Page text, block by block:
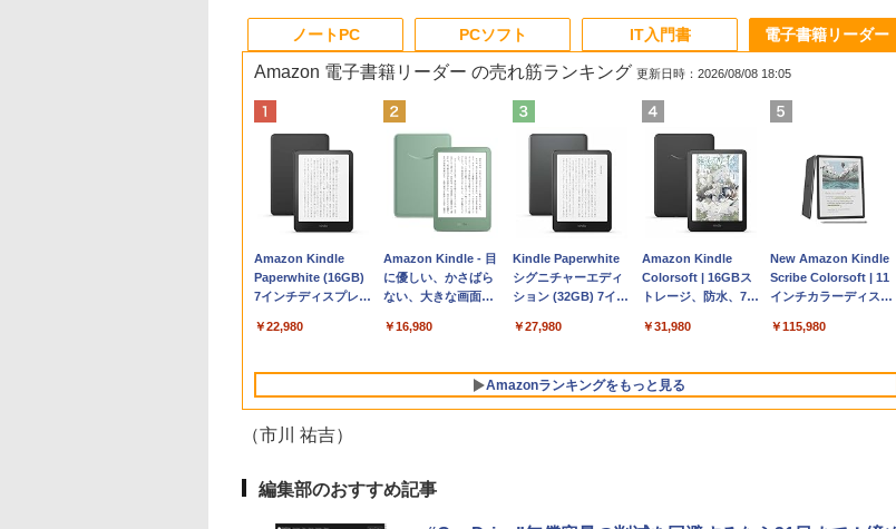
ノートPC
Apple 2026
MacBook Neo A18
Proチップ搭載13イ
AIとApple
設計、Liquid Retina
ユニファイドメモ
リ、512GB SSDスト
レージ、1080p
ラ、Touch ID - シル
￥131,111
tomtoc 360°保護
15.6 16インチ パソコ
ンケース Dell NEC
dynabook Lenovo
￥2,952
Apple 2026
MacBook Air M5チ
ップ搭載13インチノ
Apple Intelligence、
Retinaディスプレ
イ、16GBユニファイ
ドメモリ、1TB SSD
￥278,800
【Amazon.co.jp限
定】 HP ノートパソ
コン 15-fd 15.6イン
512GB SSD インテ
￥129,800
FMV ノートパソコン
WE1-K3 (MS 365
Personal/Copilotキー
型/Core i5/16GB/SSD
FMVWK3E15W_AZ
￥139,880
PCソフト
Robloxギフトカード
- 800 Robux 【限定
バーチャルアイテム
ンゲームコード】 ロ
インコード版
￥1,300
Robloxギフトカード
- 1000 Robux 【限定
バーチャルアイテム
ンゲームコード】 ロ
ンコード版
￥1,600
Microsoft Office
Home & Business
2024(最新 永続版)|オ
版|Windows11、
￥39,582
Robloxギフトカード
- 2,000 Robux 【限
定バーチャルアイテ
インゲームコード】
ラインコード版
￥3,200
Windows版 |
Minecraft (マインクラ
フト): Java & Bedrock
ード版
￥3,600
IT入門書
生成AIパスポート公
式テキスト 第４版
￥1,766
AIイラスト表現辞典:
思い通りの絵を引き
出す プロンプトの言
ズ (はぴーイラスト
￥480
ClaudeCode いちば
んやさしい 教科書:
非エンジニア 初心者
マニュアル AI副業に
もKindle出版にも！
非エンジニアのため
のAIコーディング入
￥99
1冊ですべて身につく
HTML & CSSとWeb
デザイン入門講座
￥1,292
FM TOWNS ハイパ
ー・カタログ: 本体ハ
ードウェア・市販ソフ
トリストと最新エミュ
￥1,600
電子書籍リーダー
Amazon 電子書籍リーダー の売れ筋ランキング 更新日時：2026/08/08 18:05
Amazon Kindle
Paperwhite (16GB)
7インチディスプレ
ト、12週間持続バッ
ブラック
￥22,980
Amazon Kindle - 目
に優しい、かさばら
ない、大きな画面で
続バッテリー、6イン
書籍リーダー、マッ
チャ、16GB、広告な
し
￥16,980
Kindle Paperwhite
シグニチャーエディ
ション (32GB) 7イン
るさ自動調整、色調
持続バッテリー、広
告なし、メタリック
ブラック
￥27,980
Amazon Kindle
Colorsoft | 16GBス
トレージ、防水、7イ
レイ、色調調節ライ
ッテリー、広告無
し、ブラック (2025
年発売)
￥31,980
New Amazon Kindle
Scribe Colorsoft | 11
インチカラーディスプ
ジ、ノート機能搭載、
調節ライト、プレミア
イト
￥115,980
Amazonランキングをもっと見る
（市川 祐吉）
編集部のおすすめ記事